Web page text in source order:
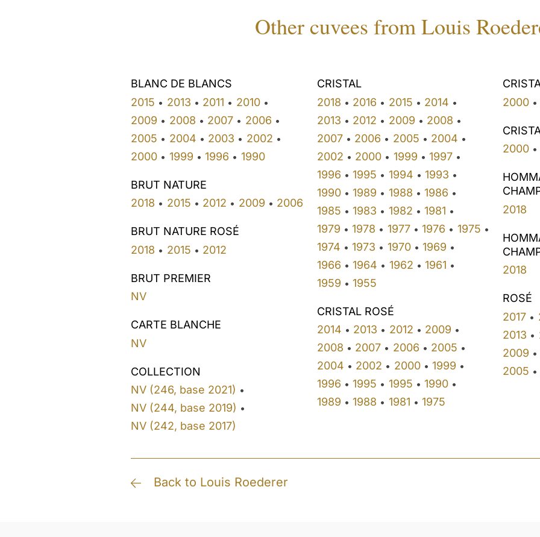
Other cuvees from Louis
BLANC DE BLANCS
2015 • 2013 • 2011 • 2010•
2009 • 2008 • 2007 • 2006 •
2005 • 2004 • 2003 • 2002 •
2000 • 1999 • 1996 • 1990
BRUT NATURE
2018 • 2015 • 2012 • 2009 • 2006
BRUT NATURE ROSÉ
2018 • 2015 • 2012
BRUT PREMIER
NV
CARTE BLANCHE
NV
COLLECTION
NV (246, base 2021) •
NV (244, base 2019) •
NV (242, base 2017)
CRISTAL
2018 • 2016 • 2015 • 2014 •
2013 • 2012 • 2009 • 2008 •
2007• 2006 • 2005 • 2004 •
2002 • 2000 • 1999 • 1997 •
1996 • 1995 • 1994 • 1993 •
1990• 1989 • 1988 • 1986 •
1985 • 1983 • 1982 • 1981 •
1979 • 1978 • 1977• 1976 • 1975 •
1974 • 1973 • 1970• 1969 •
1966 • 1964 • 1962 • 1961 •
1959 • 1955
CRISTAL ROSÉ
2014 • 2013 • 2012 • 2009 •
2008 • 2007 • 2006 • 2005 •
2004 • 2002 • 2000• 1999 •
1996 • 1995 • 1995 • 1990 •
1989 • 1988 • 1981 • 1975
2000 •
2000 •
2018
2018
ROSÉ
2017 •
2013 •
2009 •
2005 •
Back to Louis Roederer